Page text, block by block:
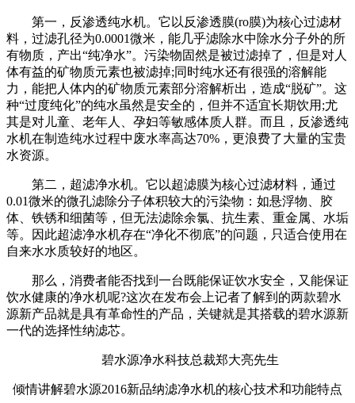
第一，反渗透纯水机。它以反渗透膜(ro膜)为核心过滤材
料，过滤孔径为0.0001微米，能几乎滤除水中除水分子外的所
有物质，产出“纯净水”。污染物固然是被过滤掉了，但是对人
体有益的矿物质元素也被滤掉;同时纯水还有很强的溶解能
力，能把人体内的矿物质元素部分溶解析出，造成“脱矿”。这
种“过度纯化”的纯水虽然是安全的，但并不适宜长期饮用;尤
其是对儿童、老年人、孕妇等敏感体质人群。而且，反渗透纯
水机在制造纯水过程中废水率高达70%，更浪费了大量的宝贵
水资源。
第二，超滤净水机。它以超滤膜为核心过滤材料，通过
0.01微米的微孔滤除分子体积较大的污染物：如悬浮物、胶
体、铁锈和细菌等，但无法滤除余氯、抗生素、重金属、水垢
等。因此超滤净水机存在“净化不彻底”的问题，只适合使用在
自来水水质较好的地区。
那么，消费者能否找到一台既能保证饮水安全，又能保证
饮水健康的净水机呢?这次在发布会上记者了解到的两款碧水
源新产品就是具有革命性的产品，关键就是其搭载的碧水源新
一代的选择性纳滤芯。
碧水源净水科技总裁郑大亮先生
倾情讲解碧水源2016新品纳滤净水机的核心技术和功能特点